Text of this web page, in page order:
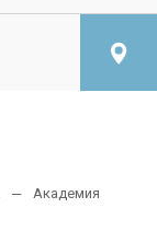
Академия